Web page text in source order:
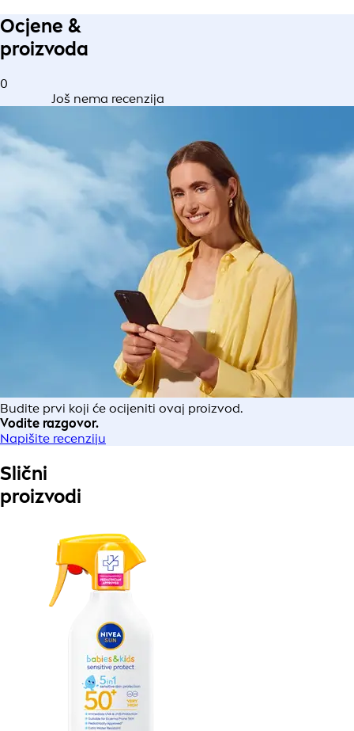
Ocjene &
proizvoda
0
Još nema recenzija
Budite prvi koji će ocijeniti ovaj proizvod.
Vodite razgovor.
Napišite recenziju
Slični
proizvodi